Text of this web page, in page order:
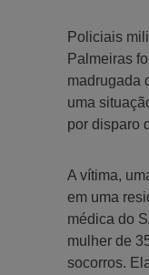
Policiais
Palmeiras
madrugada
uma
por disparo
A vítima,
em uma
médica do
mulher de
socorros.